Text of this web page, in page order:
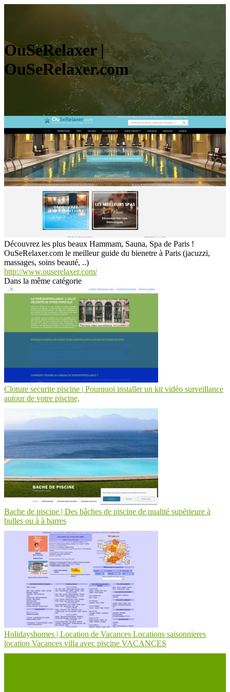
OuSeRelaxer |
OuSeRelaxer.com
Découvrez les plus beaux Hammam, Sauna, Spa de Paris !
OuSeRelaxer.com le meilleur guide du bienetre à Paris (jacuzzi,
massages, soins beauté, ..)
http://www.ouserelaxer.com/
Dans la même catégorie
Cloture securite piscine | Pourquoi installer un kit vidéo sur­veillan­ce
autour de votre piscine,
Bache de piscine | Des bâches de piscine de qualité supérieure à
bulles ou à à barres
Holidaysho­mes | Location de Vacances Locations saison­nie­res
location Vacances villa avec piscine VACANCES